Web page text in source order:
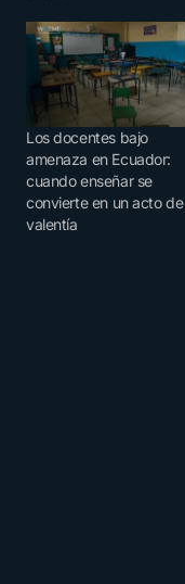
Los docentes bajo
amenaza en Ecuador:
cuando enseñar se
convierte en un acto de
valentía